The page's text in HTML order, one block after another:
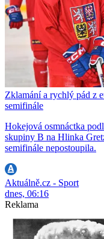
Zklamání a rychlý pád z
semifinále
Hokejová osmnáctka
skupiny B na Hlinka
semifinále nepostoupila.
Aktuálně.cz - Sport
dnes, 06:16
Reklama